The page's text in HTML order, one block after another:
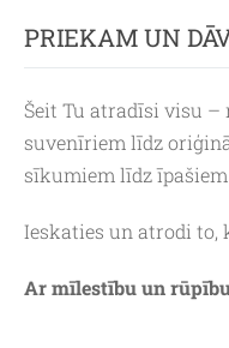
PRIEKAM UN
Šeit Tu atradīsi visu –
suvenīriem līdz
sīkumiem līdz
Ieskaties un atrodi to,
Ar mīlestību un